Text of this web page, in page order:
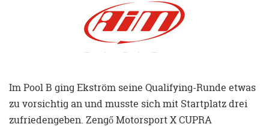
Im Pool B ging Ekström seine Qualifying-Runde etwas
zu vorsichtig an und musste sich mit Startplatz drei
zufriedengeben. Zengő Motorsport X CUPRA